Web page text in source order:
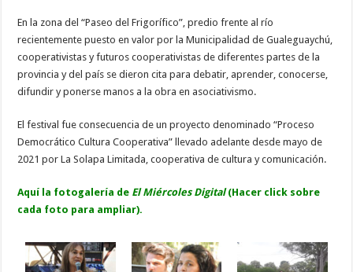
En la zona del “Paseo del Frigorífico”, predio frente al río
recientemente puesto en valor por la Municipalidad de Gualeguaychú,
cooperativistas y futuros cooperativistas de diferentes partes de la
provincia y del país se dieron cita para debatir, aprender, conocerse,
difundir y ponerse manos a la obra en asociativismo.
El festival fue consecuencia de un proyecto denominado “Proceso
Democrático Cultura Cooperativa” llevado adelante desde mayo de
2021 por La Solapa Limitada, cooperativa de cultura y comunicación.
Aquí la fotogalería de El Miércoles Digital(Hacer click sobre
cada foto para ampliar).